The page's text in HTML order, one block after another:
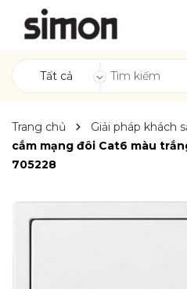
Tất cả
Trang chủ Giải pháp khách
cắm mạng đôi Cat6 màu
705228